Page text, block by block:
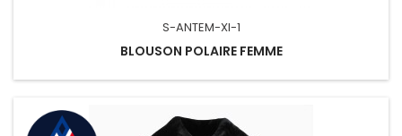
S-ANTEM-XI-1
BLOUSON POLAIRE FEMME